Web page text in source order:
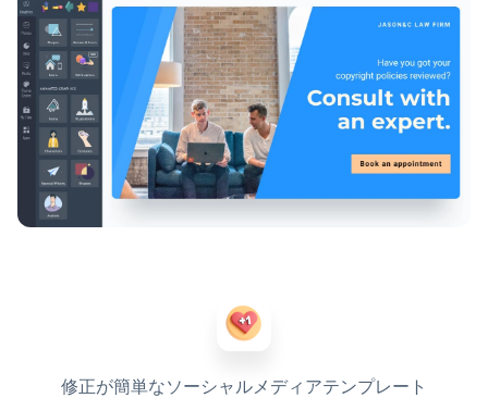
修正が簡単なソーシャルメディアテンプレート